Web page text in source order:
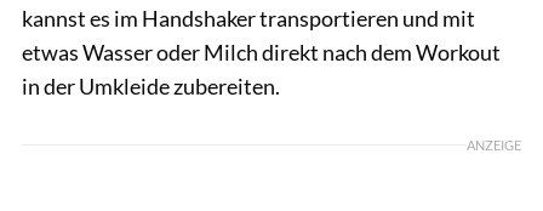
kannst es im Handshaker transportieren und mit
etwas Wasser oder Milch direkt nach dem Workout
in der Umkleide zubereiten.
ANZEIGE